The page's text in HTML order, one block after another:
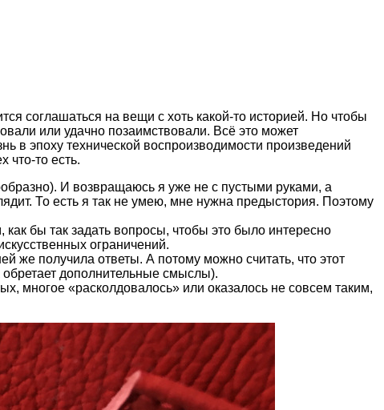
соглашаться на вещи с хоть какой-то историей. Но чтобы
или удачно позаимствовали. Всё это может
в эпоху технической воспроизводимости произведений
что-то есть.
И возвращаюсь я уже не с пустыми руками, а
То есть я так не умею, мне нужна предыстория. Поэтому
как бы так задать вопросы, чтобы это было интересно
ограничений.
же получила ответы. А потому можно считать, что этот
дополнительные смыслы).
многое «расколдовалось» или оказалось не совсем таким,